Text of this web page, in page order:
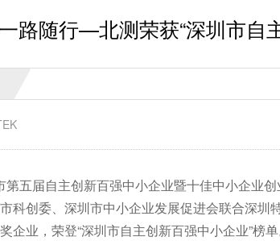
路随行—北测荣获“深圳市自
五届自主创新百强中小企业暨十佳中小企业
科创委、深圳市中小企业发展促进会联合深圳
企业，荣登“深圳市自主创新百强中小企业”榜单